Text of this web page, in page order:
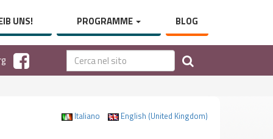
UNS! PROGRAMME BLOG
Italiano English (United Kingdom)